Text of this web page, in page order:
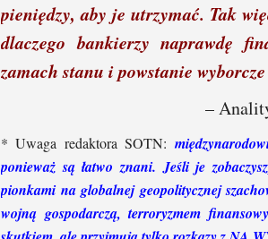
pieniędzy, aby je utrzymać. Tak
dlaczego bankierzy naprawdę
zamach stanu i powstanie
–
* Uwaga redaktora SOTN:
ponieważ są łatwo znani. Jeśli je
pionkami na globalnej geopolitycznej
wojną gospodarczą, terroryzmem